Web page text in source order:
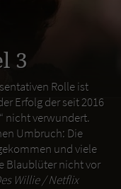
3
Rolle ist
Erfolg der seit 2016
nicht verwundert.
Umbruch: Die
und viele
Blaublüter nicht vor
Willie / Netflix